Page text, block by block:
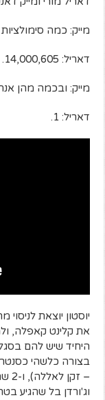
מייק: כמה
דאריל: 14,000,605.
מייק: ובכמה מהן
דאריל: 1.
יוסטון יוצאת
את קלינט קאפלה,
בצורה כלשהי
–
וג'ורדן בל שהגיע